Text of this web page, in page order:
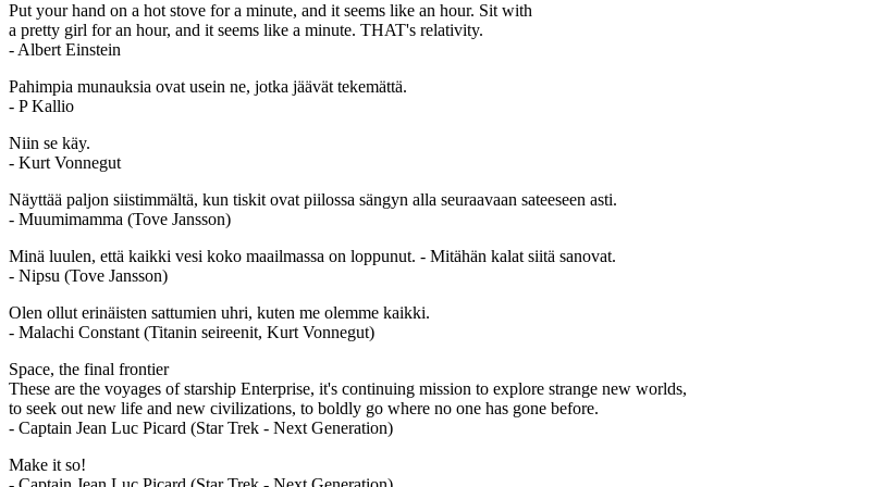
Put your hand on a hot stove for a minute, and it seems like an hour. Sit with
a pretty girl for an hour, and it seems like a minute. THAT's relativity.
- Albert Einstein
Pahimpia munauksia ovat usein ne, jotka jäävät tekemättä.
- P Kallio
Niin se käy.
- Kurt Vonnegut
Näyttää paljon siistimmältä, kun tiskit ovat piilossa sängyn alla seuraavaan sateeseen asti.
- Muumimamma (Tove Jansson)
Minä luulen, että kaikki vesi koko maailmassa on loppunut. - Mitähän kalat siitä sanovat.
- Nipsu (Tove Jansson)
Olen ollut erinäisten sattumien uhri, kuten me olemme kaikki.
- Malachi Constant (Titanin seireenit, Kurt Vonnegut)
Space, the final frontier
These are the voyages of starship Enterprise, it's continuing mission to explore strange new worlds,
to seek out new life and new civilizations, to boldly go where no one has gone before.
- Captain Jean Luc Picard (Star Trek - Next Generation)
Make it so!